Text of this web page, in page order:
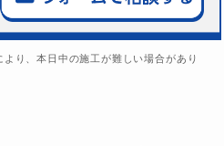
り、本日中の施工が難しい場合があり